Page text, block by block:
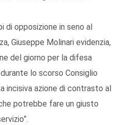
di opposizione in seno al
Giuseppe Molinari evidenzia,
del giorno per la difesa
lo scorso Consiglio
incisiva azione di contrasto al
potrebbe fare un giusto